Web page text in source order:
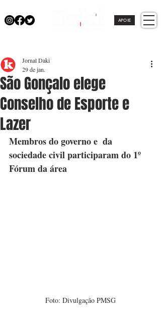
APOIE
São Gonçalo elege
Conselho de Esporte e
Lazer
Jornal Daki
29 de jan.
Membros do governo e  da
sociedade civil participaram do 1º
Fórum da área
Foto: Divulgação PMSG